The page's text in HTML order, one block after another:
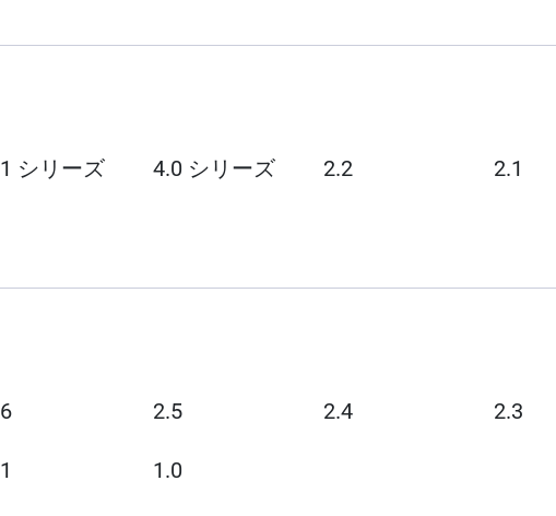
シリーズ 4.0 シリーズ 2.2 2.1
2.5 2.4 2.3
1.0